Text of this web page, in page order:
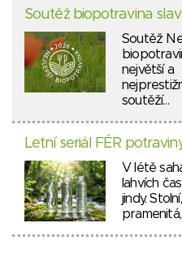
Soutěž biopotravina
Soutěž
největší a
soutěží…
Letní seriál FÉR
V létě
lahvích
jindy.